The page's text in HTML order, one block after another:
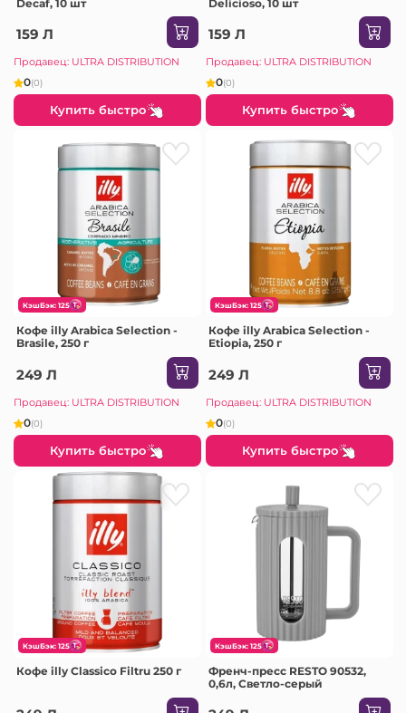
Decaf, 10 шт
159 Л
Продавец: ULTRA DISTRIBUTION
0(0)
Купить быстро
Delicioso, 10 шт
159 Л
Продавец: ULTRA DISTRIBUTION
0(0)
Купить быстро
КэшБэк: 125
Кофе illy Arabica Selection -
Brasile, 250 г
249 Л
Продавец: ULTRA DISTRIBUTION
0(0)
Купить быстро
КэшБэк: 125
Кофе illy Arabica Selection -
Etiopia, 250 г
249 Л
Продавец: ULTRA DISTRIBUTION
0(0)
Купить быстро
КэшБэк: 125
Кофе illy Classico Filtru 250 г
КэшБэк: 125
Френч-пресс RESTO 90532,
0,6л, Светло-серый